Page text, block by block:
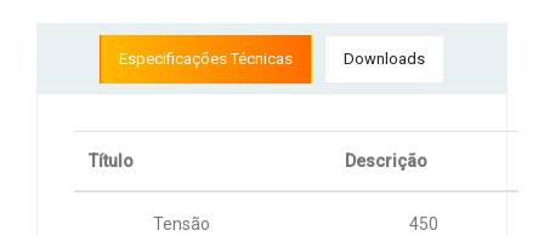
Especificações Técnicas Downloads
Título Descrição
Tensão
450